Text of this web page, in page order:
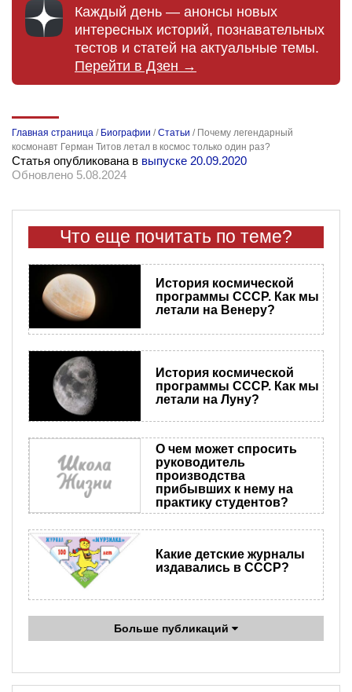
Каждый день — анонсы новых
интересных историй, познавательных
тестов и статей на актуальные темы.
Перейти в Дзен →
Главная страница / Биографии /Статьи / Почему легендарный
космонавт Герман Титов летал в космос только один раз?
Статья опубликована в выпуске 20.09.2020
Обновлено 5.08.2024
Что еще почитать по теме?
История космической
программы СССР. Как мы
летали на Венеру?
История космической
программы СССР. Как мы
летали на Луну?
О чем может спросить
руководитель
производства
прибывших к нему на
практику студентов?
Какие детские журналы
издавались в СССР?
Больше публикаций